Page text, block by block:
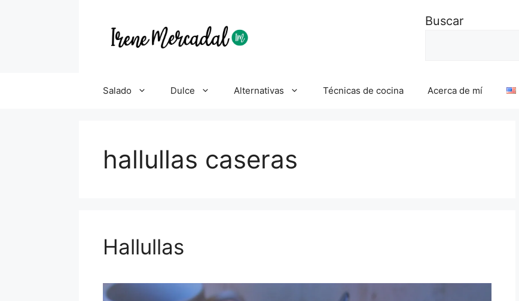
Buscar
Salado Dulce Alternativas Técnicas de cocina Acerca de mí
hallullas caseras
Hallullas